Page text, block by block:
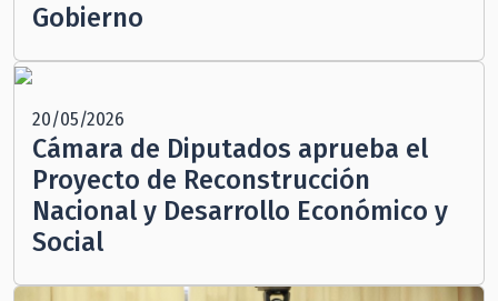
Gobierno
20/05/2026
Cámara de Diputados aprueba el
Proyecto de Reconstrucción
Nacional y Desarrollo Económico y
Social